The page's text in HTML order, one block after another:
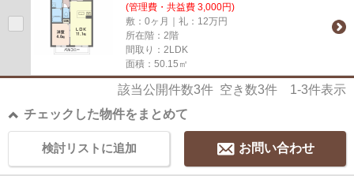
(管理費・共益費 3,000円)
敷：0ヶ月｜礼：12万円
所在階：2階
間取り：2LDK
面積：50.15㎡
該当公開件数3件 空き数3件 1-3件表示
チェックした物件をまとめて
お問い合わせ
検討リストに追加